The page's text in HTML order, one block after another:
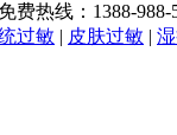
费热线：1388-988-
过敏 | 皮肤过敏 |